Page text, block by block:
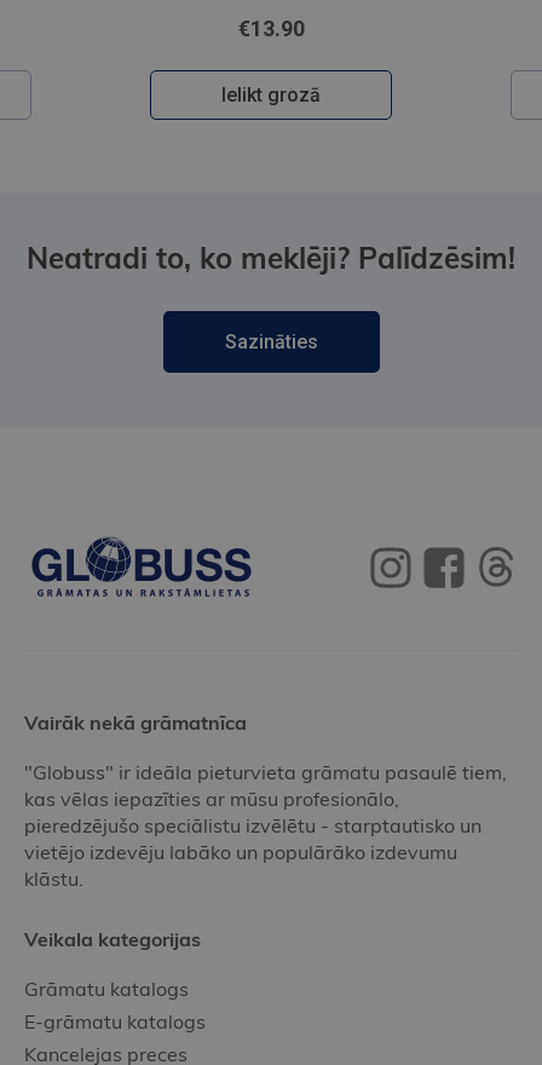
€11.90
Ielikt grozā
Neatradi to, ko meklēji? Palīdzēsim!
Sazināties
Vairāk nekā grāmatnīca
"Globuss" ir ideāla pieturvieta grāmatu pasaulē tiem,
kas vēlas iepazīties ar mūsu profesionālo,
pieredzējušo speciālistu izvēlētu - starptautisko un
vietējo izdevēju labāko un populārāko izdevumu
klāstu.
Veikala kategorijas
Grāmatu katalogs
E-grāmatu katalogs
Kancelejas preces